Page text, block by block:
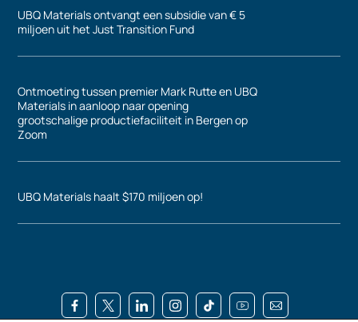
UBQ Materials ontvangt een subsidie van € 5
miljoen uit het Just Transition Fund
Ontmoeting tussen premier Mark Rutte en UBQ
Materials in aanloop naar opening
grootschalige productiefaciliteit in Bergen op
Zoom
UBQ Materials haalt $170 miljoen op!